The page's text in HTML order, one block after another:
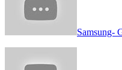
Samsung-